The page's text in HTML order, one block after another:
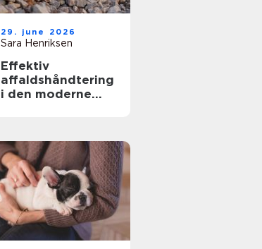
29. june 2026
Sara Henriksen
Effektiv
affaldshåndtering
i den moderne